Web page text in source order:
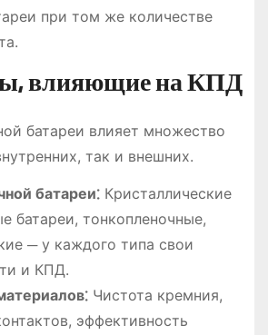
при том же количестве
влияющие на КПД
батареи влияет множество
так и внешних.
батареи⁚Кристаллические
батареи, тонкопленочные,
─ у каждого типа свои
и КПД.
Чистота кремния,
эффективность